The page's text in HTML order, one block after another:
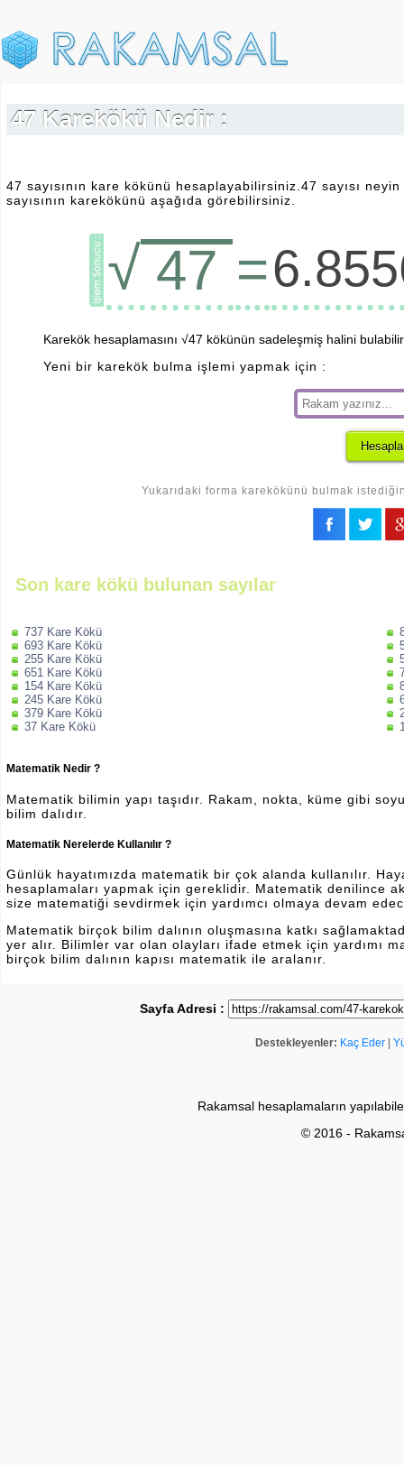
47 Karekökü Nedir :
47 sayısının kare kökünü hesaplayabilirsiniz.47 sayısı
sayısının karekökünü aşağıda görebilirsiniz.
√ 47 =
Karekök hesaplamasını √47 kökünün sadeleşmiş halini
Yeni bir karekök bulma işlemi yapmak için :
Yukarıdaki forma karekökünü bulmak
Son kare kökü bulunan sayılar
737 Kare Kökü
693 Kare Kökü
255 Kare Kökü
651 Kare Kökü
154 Kare Kökü
245 Kare Kökü
379 Kare Kökü
37 Kare Kökü
Matematik Nedir ?
Matematik bilimin yapı taşıdır. Rakam, nokta, küme gibi
bilim dalıdır.
Matematik Nerelerde Kullanılır ?
Günlük hayatımızda matematik bir çok alanda kullanılır.
hesaplamaları yapmak için gereklidir. Matematik denilince
size matematiği sevdirmek için yardımcı olmaya devam
Matematik birçok bilim dalının oluşmasına katkı
yer alır. Bilimler var olan olayları ifade etmek için yardımı
birçok bilim dalının kapısı matematik ile aralanır.
Sayfa Adresi :
Destekleyenler: Kaç Eder
Rakamsal hesaplamaların
© 2016 -